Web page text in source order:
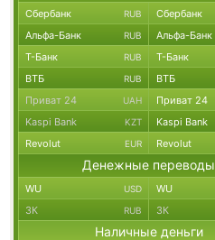
Сбербанк RUB Сбербанк
Альфа-Банк RUB Альфа-Банк
Т-Банк RUB Т-Банк
ВТБ RUB ВТБ
Приват 24 UAH Приват 24
Kaspi Bank KZT Kaspi Bank
Revolut EUR Revolut
Денежные переводы
WU USD WU
ЗК RUB ЗК
Наличные деньги